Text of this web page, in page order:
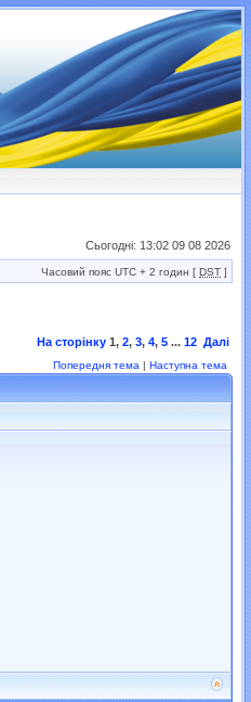
Сьогодні: 13:02 09 08 2026
Часовий пояс UTC + 2 годин [ DST ]
На сторінку 1, 2, 3, 4, 5 ... 12 Далі
Попередня тема | Наступна тема